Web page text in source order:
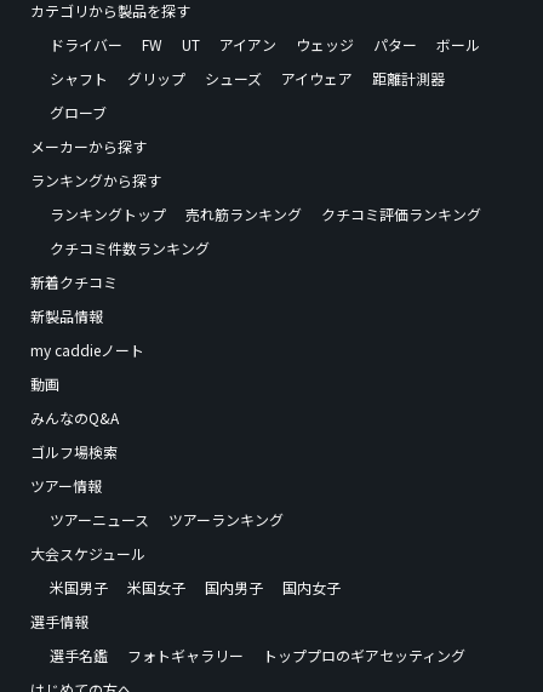
カテゴリから製品を探す
ドライバー
FW UT アイアン ウェッジ パター
ボール
シャフト
グリップ シューズ アイウェア
距離計測器
グローブ
メーカーから探す
ランキングから探す
ランキングトップ
売れ筋ランキング
クチコミ評価ランキング
クチコミ件数ランキング
新着クチコミ
新製品情報
my caddieノート
動画
みんなのQ&A
ゴルフ場検索
ツアー情報
ツアーニュース
ツアーランキング
大会スケジュール
米国男子
米国女子 国内男子
国内女子
選手情報
選手名鑑
フォトギャラリー
トッププロのギアセッティング